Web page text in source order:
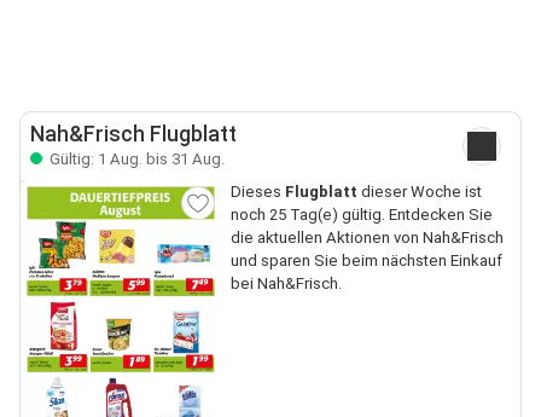
Nah&Frisch Flugblatt
Gültig: 1 Aug. bis 31 Aug.
Dieses Flugblatt dieser Woche ist
noch 25 Tag(e) gültig. Entdecken Sie
die aktuellen Aktionen von Nah&Frisch
und sparen Sie beim nächsten Einkauf
bei Nah&Frisch.